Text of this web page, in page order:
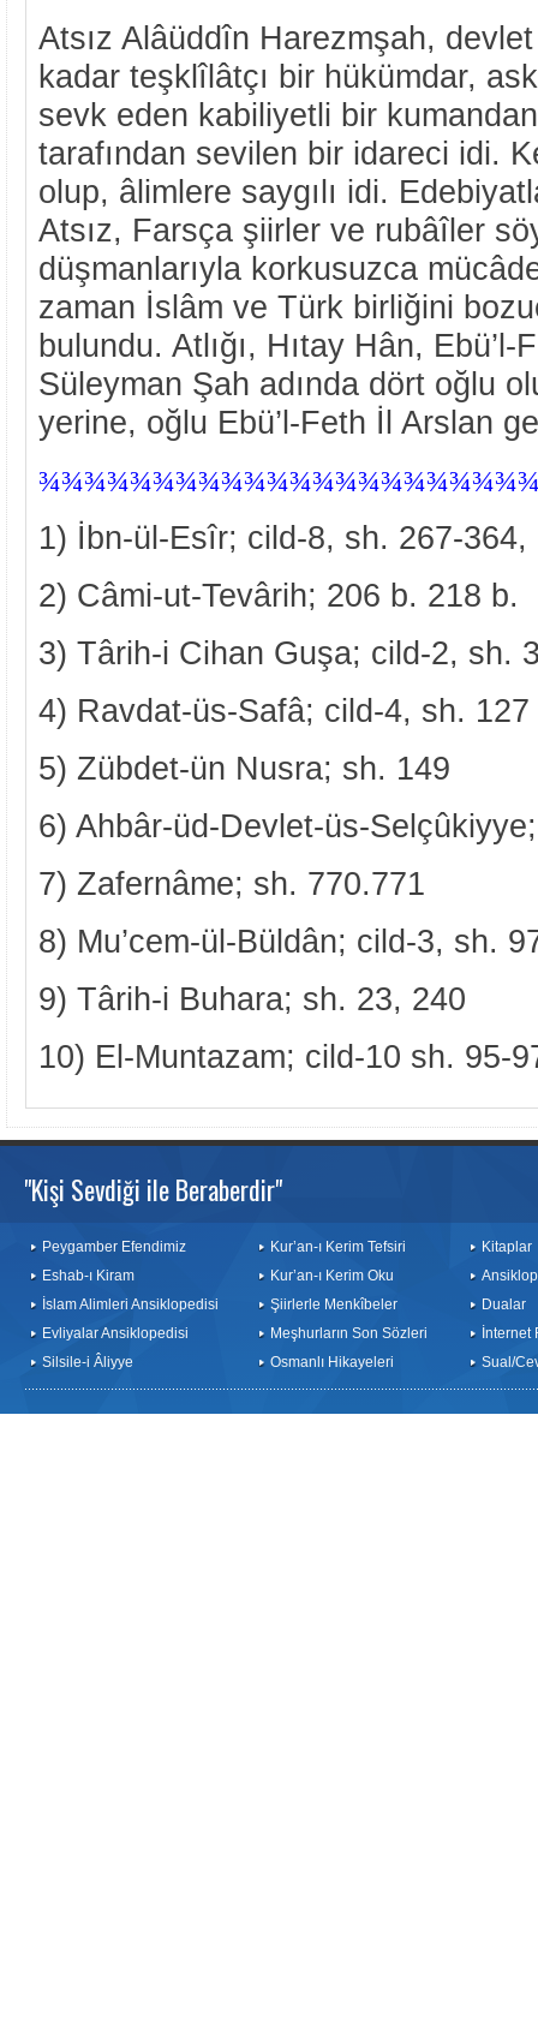
Atsız Alâüddîn Harezmşah,
kadar teşklîlâtçı bir hükümdar,
sevk eden kabiliyetli bir
tarafından sevilen bir idareci idi.
olup, âlimlere saygılı idi.
Atsız, Farsça şiirler ve rubâîler
düşmanlarıyla korkusuzca
zaman İslâm ve Türk birliğini
bulundu. Atlığı, Hıtay Hân,
Süleyman Şah adında dört oğlu
yerine, oğlu Ebü’l-Feth İl Arslan
¾
1) İbn-ül-Esîr; cild-8, sh. 267-
2) Câmi-ut-Tevârih; 206 b. 218 b.
3) Târih-i Cihan Guşa; cild-2, sh.
4) Ravdat-üs-Safâ; cild-4, sh. 127
5) Zübdet-ün Nusra; sh. 149
6) Ahbâr-üd-Devlet-üs-
7) Zafernâme; sh. 770.771
8) Mu’cem-ül-Büldân; cild-3, sh.
9) Târih-i Buhara; sh. 23, 240
10) El-Muntazam; cild-10 sh. 95-
"Kişi Sevdiği ile Beraberdir"
Peygamber Efendimiz
Eshab-ı Kiram
İslam Alimleri Ansiklopedisi
Evliyalar Ansiklopedisi
Silsile-i Âliyye
Kur’an-ı Kerim Tefsiri
Kur’an-ı Kerim Oku
Şiirlerle Menkîbeler
Meşhurların Son Sözleri
Osmanlı Hikayeleri
Kitaplar
Dualar
İnternet
Sual/